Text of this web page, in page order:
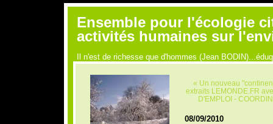
Ensemble pour l'écologie
activités humaines sur
Il n'est de richesse que d'hommes (Jean
« Un nouveau
extraits LEMONDE.FR
D'EMPLOI -
08/09/2010